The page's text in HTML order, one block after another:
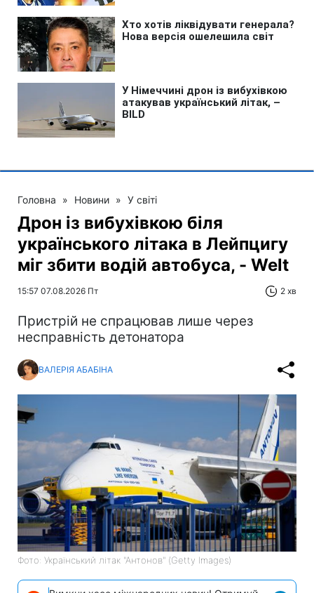
Головна » Новини » У світі
Дрон із вибухівкою біля
українського літака в Лейпцигу
міг збити водій автобуса, - Welt
15:57 07.08.2026 Пт 2 хв
Пристрій не спрацював лише через
несправність детонатора
ВАЛЕРІЯ АБАБІНА
Фото: Український літак "Антонов" (Getty Images)